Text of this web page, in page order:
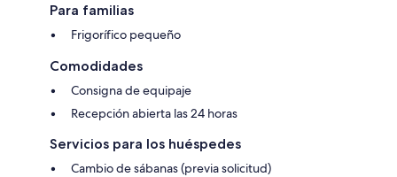
Para familias
Frigorífico pequeño
Comodidades
Consigna de equipaje
Recepción abierta las 24 horas
Servicios para los huéspedes
Cambio de sábanas (previa solicitud)